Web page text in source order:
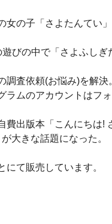
女の子「さよたんてい
びの中で「さよふしぎ
調査依頼(お悩み)を解決
ラムのアカウントはフ
費出版本「こんにちは!
大きな話題になった。
にて販売しています。